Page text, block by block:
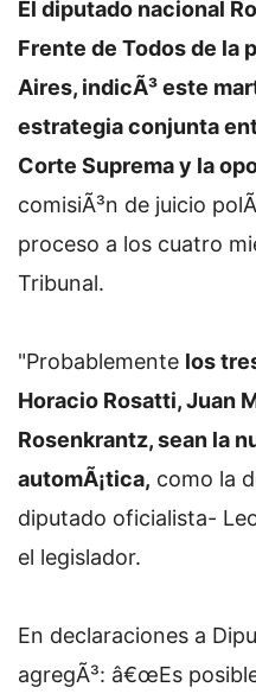
El diputado nacional
Frente de Todos de la
Aires, indicÃ³ este
estrategia conjunta
Corte Suprema y la
comisiÃ³n de juicio
proceso a los cuatro
Tribunal.
"Probablemente los
Horacio Rosatti, Juan
Rosenkrantz, sean la
automÃ¡tica, como la
diputado oficialista-
el legislador.
En declaraciones a
agregÃ³: â€œEs